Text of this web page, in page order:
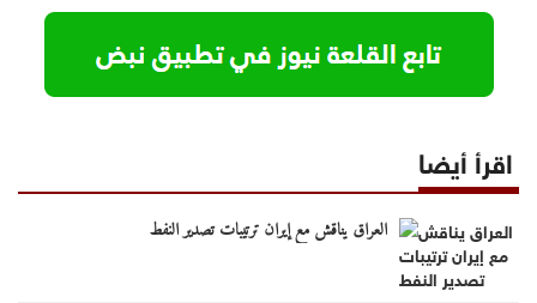
اقرأ أيضا
العراق يناقش مع إيران ترتيبات تصدير النفط